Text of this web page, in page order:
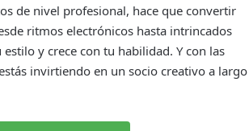
de nivel profesional, hace que convertir
ritmos electrónicos hasta intrincados
estilo y crece con tu habilidad. Y con las
invirtiendo en un socio creativo a largo